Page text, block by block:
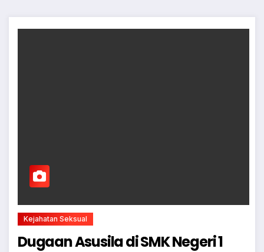
Kejahatan Seksual
Dugaan Asusila di SMK Negeri 1